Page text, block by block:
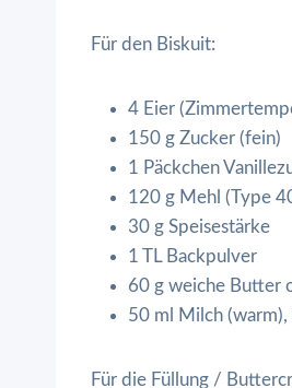
Für den Biskuit:
4 Eier
150 g Zucker (fein)
1 Päckchen
120 g Mehl (Type
30 g Speisestärke
1 TL Backpulver
60 g weiche Butter
50 ml Milch
Für die Füllung /